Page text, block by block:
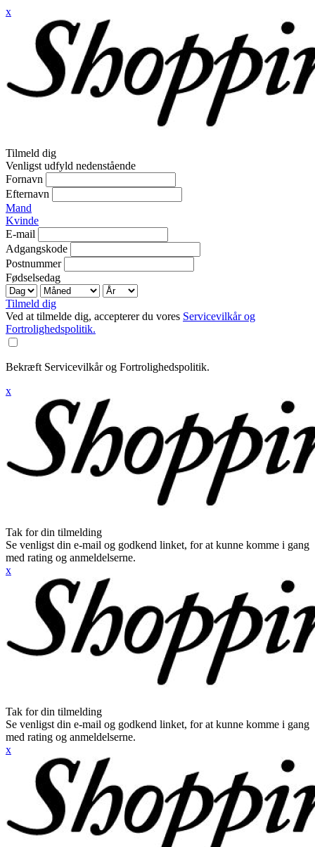
x
Tilmeld dig
Venligst udfyld nedenstående
Fornavn
Efternavn
Mand
Kvinde
E-mail
Adgangskode
Postnummer
Fødselsedag
Tilmeld dig
Ved at tilmelde dig, accepterer du vores Servicevilkår og
Fortrolighedspolitik.
Bekræft Servicevilkår og Fortrolighedspolitik.
x
Tak for din tilmelding
Se venligst din e-mail og godkend linket, for at kunne komme i gang
med rating og anmeldelserne.
x
Tak for din tilmelding
Se venligst din e-mail og godkend linket, for at kunne komme i gang
med rating og anmeldelserne.
x